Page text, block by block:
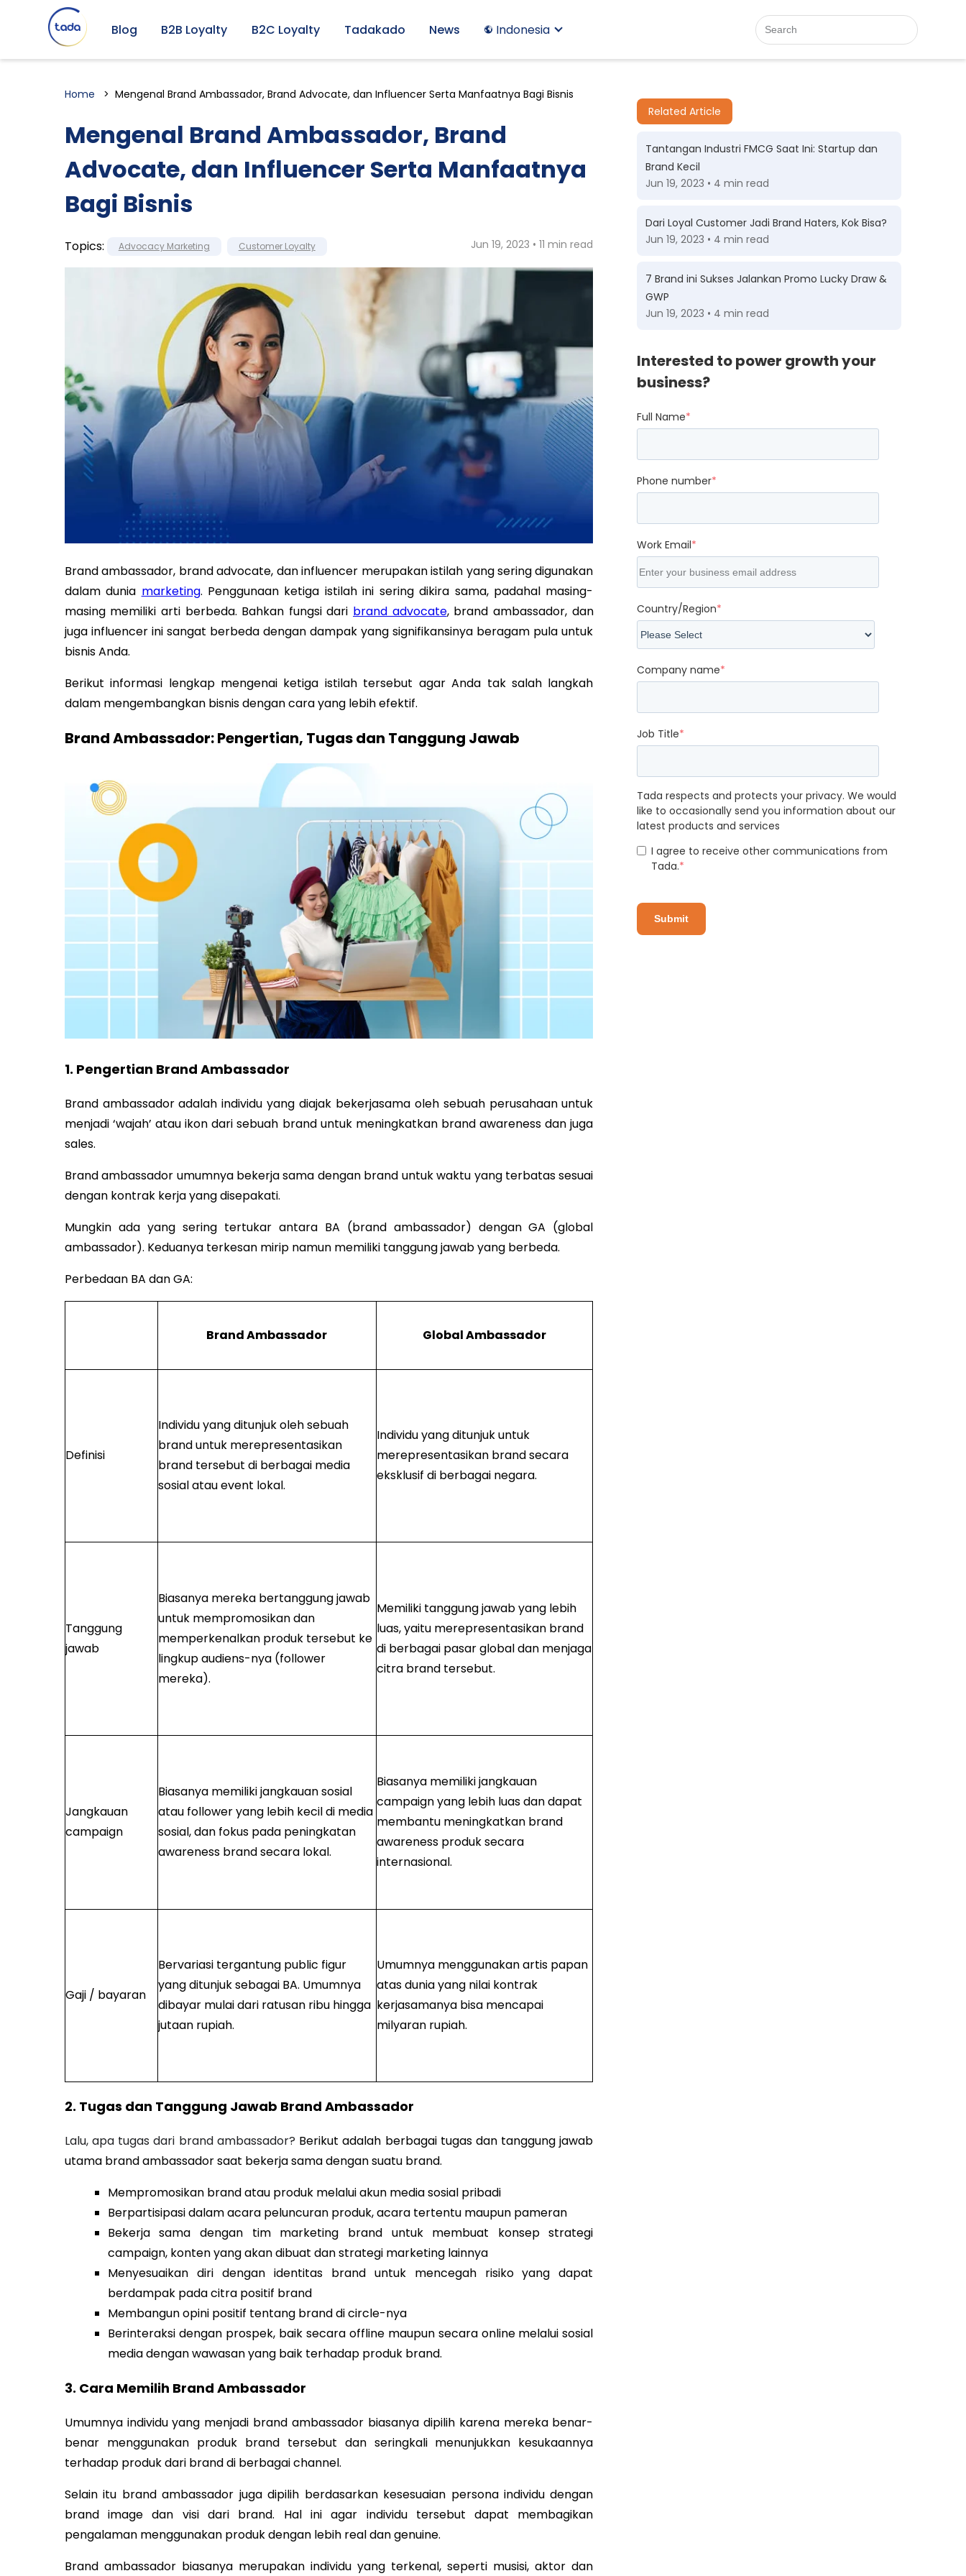
Blog B2B Loyalty B2C Loyalty Tadakado News Indonesia
Home Mengenal Brand Ambassador, Brand Advocate, dan Influencer Serta Manfaatnya Bagi Bisnis
Mengenal Brand Ambassador, Brand
Advocate, dan Influencer Serta Manfaatnya
Bagi Bisnis
Topics: Advocacy Marketing Customer Loyalty Jun 19, 2023 • 11 min read
Brand ambassador, brand advocate, dan influencer merupakan istilah yang sering digunakan
dalam dunia marketing. Penggunaan ketiga istilah ini sering dikira sama, padahal masing-
masing memiliki arti berbeda. Bahkan fungsi dari brand advocate, brand ambassador, dan
juga influencer ini sangat berbeda dengan dampak yang signifikansinya beragam pula untuk
bisnis Anda.
Berikut informasi lengkap mengenai ketiga istilah tersebut agar Anda tak salah langkah
dalam mengembangkan bisnis dengan cara yang lebih efektif.
Brand Ambassador: Pengertian, Tugas dan Tanggung Jawab
1. Pengertian Brand Ambassador
Brand ambassador adalah individu yang diajak bekerjasama oleh sebuah perusahaan untuk
menjadi ‘wajah’ atau ikon dari sebuah brand untuk meningkatkan brand awareness dan juga
sales.
Brand ambassador umumnya bekerja sama dengan brand untuk waktu yang terbatas sesuai
dengan kontrak kerja yang disepakati.
Mungkin ada yang sering tertukar antara BA (brand ambassador) dengan GA (global
ambassador). Keduanya terkesan mirip namun memiliki tanggung jawab yang berbeda.
Perbedaan BA dan GA:
Brand Ambassador Global Ambassador
Definisi
Individu yang ditunjuk oleh sebuah
brand untuk merepresentasikan
brand tersebut di berbagai media
sosial atau event lokal.
Individu yang ditunjuk untuk
merepresentasikan brand secara
eksklusif di berbagai negara.
Tanggung
jawab
Biasanya mereka bertanggung jawab
untuk mempromosikan dan
memperkenalkan produk tersebut ke
lingkup audiens-nya (follower
mereka).
Memiliki tanggung jawab yang lebih
luas, yaitu merepresentasikan brand
di berbagai pasar global dan menjaga
citra brand tersebut.
Jangkauan
campaign
Biasanya memiliki jangkauan sosial
atau follower yang lebih kecil di media
sosial, dan fokus pada peningkatan
awareness brand secara lokal.
Biasanya memiliki jangkauan
campaign yang lebih luas dan dapat
membantu meningkatkan brand
awareness produk secara
internasional.
Gaji / bayaran
Bervariasi tergantung public figur
yang ditunjuk sebagai BA. Umumnya
dibayar mulai dari ratusan ribu hingga
jutaan rupiah.
Umumnya menggunakan artis papan
atas dunia yang nilai kontrak
kerjasamanya bisa mencapai
milyaran rupiah.
2. Tugas dan Tanggung Jawab Brand Ambassador
Lalu, apa tugas dari brand ambassador? Berikut adalah berbagai tugas dan tanggung jawab
utama brand ambassador saat bekerja sama dengan suatu brand.
Mempromosikan brand atau produk melalui akun media sosial pribadi
Berpartisipasi dalam acara peluncuran produk, acara tertentu maupun pameran
Bekerja sama dengan tim marketing brand untuk membuat konsep strategi
campaign, konten yang akan dibuat dan strategi marketing lainnya
Menyesuaikan diri dengan identitas brand untuk mencegah risiko yang dapat
berdampak pada citra positif brand
Membangun opini positif tentang brand di circle-nya
Berinteraksi dengan prospek, baik secara offline maupun secara online melalui sosial
media dengan wawasan yang baik terhadap produk brand.
3. Cara Memilih Brand Ambassador
Umumnya individu yang menjadi brand ambassador biasanya dipilih karena mereka benar-
benar menggunakan produk brand tersebut dan seringkali menunjukkan kesukaannya
terhadap produk dari brand di berbagai channel.
Selain itu brand ambassador juga dipilih berdasarkan kesesuaian persona individu dengan
brand image dan visi dari brand. Hal ini agar individu tersebut dapat membagikan
pengalaman menggunakan produk dengan lebih real dan genuine.
Brand ambassador biasanya merupakan individu yang terkenal, seperti musisi, aktor dan
Related Article
Tantangan Industri FMCG Saat Ini: Startup dan
Brand Kecil
Jun 19, 2023 • 4 min read
Dari Loyal Customer Jadi Brand Haters, Kok Bisa?
Jun 19, 2023 • 4 min read
7 Brand ini Sukses Jalankan Promo Lucky Draw &
GWP
Jun 19, 2023 • 4 min read
Interested to power growth your
business?
Full Name*
Phone number*
Work Email*
Country/Region*
Company name*
Job Title*
Tada respects and protects your privacy. We would
like to occasionally send you information about our
latest products and services
I agree to receive other communications from
Tada.*